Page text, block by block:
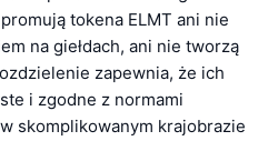
tokena ELMT ani nie
na giełdach, ani nie tworzą
zapewnia, że ich
i zgodne z normami
skomplikowanym krajobrazie